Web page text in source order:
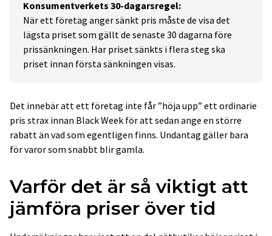
Konsumentverkets 30-dagarsregel:
När ett företag anger sänkt pris måste de visa det
lägsta priset som gällt de senaste 30 dagarna före
prissänkningen. Har priset sänkts i flera steg ska
priset innan första sänkningen visas.
Det innebär att ett företag inte får ”höja upp” ett ordinarie
pris strax innan Black Week för att sedan ange en större
rabatt än vad som egentligen finns. Undantag gäller bara
för varor som snabbt blir gamla.
Varför det är så viktigt att
jämföra priser över tid